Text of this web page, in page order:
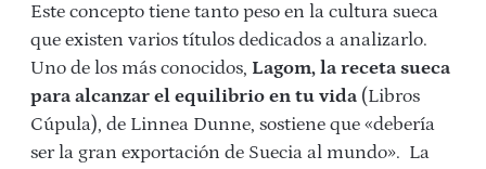
Este concepto tiene tanto peso en la cultura sueca
que existen varios títulos dedicados a analizarlo.
Uno de los más conocidos, Lagom, la receta sueca
para alcanzar el equilibrio en tu vida (Libros
Cúpula), de Linnea Dunne, sostiene que «debería
ser la gran exportación de Suecia al mundo». La